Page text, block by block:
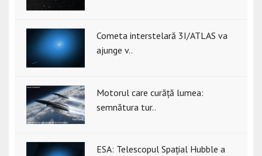
Cometa interstelară 3I/ATLAS va
ajunge v..
Motorul care curăță lumea:
semnătura tur..
ESA: Telescopul Spațial Hubble a